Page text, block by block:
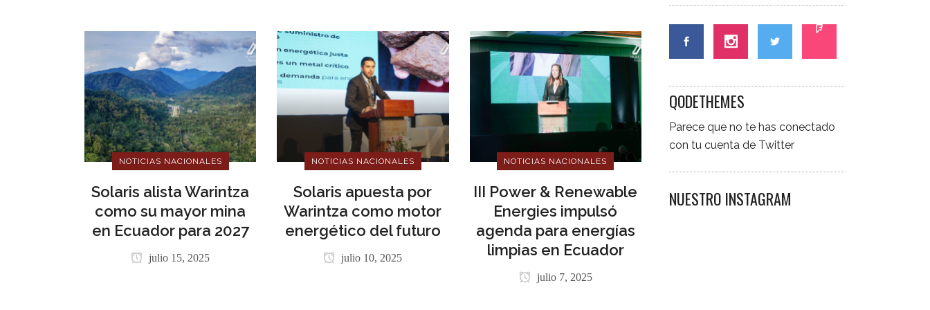
NOTICIAS NACIONALES
Solaris alista Warintza
como su mayor mina
en Ecuador para 2027
julio 15, 2025
NOTICIAS NACIONALES
Solaris apuesta por
Warintza como motor
energético del futuro
julio 10, 2025
NOTICIAS NACIONALES
III Power & Renewable
Energies impulsó
agenda para energías
limpias en Ecuador
julio 7, 2025
QODETHEMES
Parece que no te has conectado
con tu cuenta de Twitter
NUESTRO INSTAGRAM